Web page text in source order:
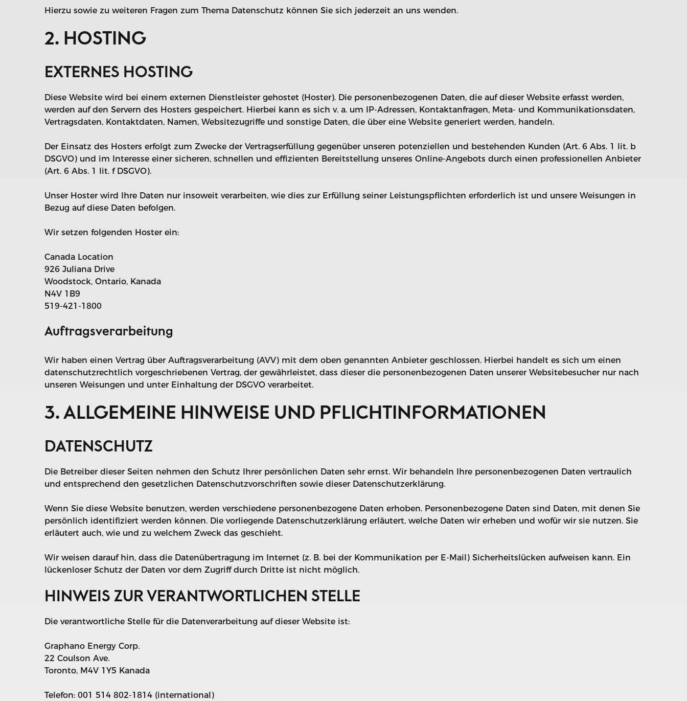
Hierzu sowie zu weiteren Fragen zum Thema Datenschutz können Sie sich jederzeit an uns wenden.
2. HOSTING
EXTERNES HOSTING
Diese Website wird bei einem externen Dienstleister gehostet (Hoster). Die personenbezogenen Daten, die auf dieser Website erfasst werden,
werden auf den Servern des Hosters gespeichert. Hierbei kann es sich v. a. um IP-Adressen, Kontaktanfragen, Meta- und Kommunikationsdaten,
Vertragsdaten, Kontaktdaten, Namen, Websitezugriffe und sonstige Daten, die über eine Website generiert werden, handeln.
Der Einsatz des Hosters erfolgt zum Zwecke der Vertragserfüllung gegenüber unseren potenziellen und bestehenden Kunden (Art. 6 Abs. 1 lit. b
DSGVO) und im Interesse einer sicheren, schnellen und effizienten Bereitstellung unseres Online-Angebots durch einen professionellen Anbieter
(Art. 6 Abs. 1 lit. f DSGVO).
Unser Hoster wird Ihre Daten nur insoweit verarbeiten, wie dies zur Erfüllung seiner Leistungspflichten erforderlich ist und unsere Weisungen in
Bezug auf diese Daten befolgen.
Wir setzen folgenden Hoster ein:
Canada Location
926 Juliana Drive
Woodstock, Ontario, Kanada
N4V 1B9
519-421-1800
Auftragsverarbeitung
Wir haben einen Vertrag über Auftragsverarbeitung (AVV) mit dem oben genannten Anbieter geschlossen. Hierbei handelt es sich um einen
datenschutzrechtlich vorgeschriebenen Vertrag, der gewährleistet, dass dieser die personenbezogenen Daten unserer Websitebesucher nur nach
unseren Weisungen und unter Einhaltung der DSGVO verarbeitet.
3. ALLGEMEINE HINWEISE UND PFLICHT­INFORMATIONEN
DATENSCHUTZ
Die Betreiber dieser Seiten nehmen den Schutz Ihrer persönlichen Daten sehr ernst. Wir behandeln Ihre personenbezogenen Daten vertraulich
und entsprechend den gesetzlichen Datenschutzvorschriften sowie dieser Datenschutzerklärung.
Wenn Sie diese Website benutzen, werden verschiedene personenbezogene Daten erhoben. Personenbezogene Daten sind Daten, mit denen Sie
persönlich identifiziert werden können. Die vorliegende Datenschutzerklärung erläutert, welche Daten wir erheben und wofür wir sie nutzen. Sie
erläutert auch, wie und zu welchem Zweck das geschieht.
Wir weisen darauf hin, dass die Datenübertragung im Internet (z. B. bei der Kommunikation per E-Mail) Sicherheitslücken aufweisen kann. Ein
lückenloser Schutz der Daten vor dem Zugriff durch Dritte ist nicht möglich.
HINWEIS ZUR VERANTWORTLICHEN STELLE
Die verantwortliche Stelle für die Datenverarbeitung auf dieser Website ist:
Graphano Energy Corp.
22 Coulson Ave.
Toronto, M4V 1Y5 Kanada
Telefon: 001 514 802-1814 (international)